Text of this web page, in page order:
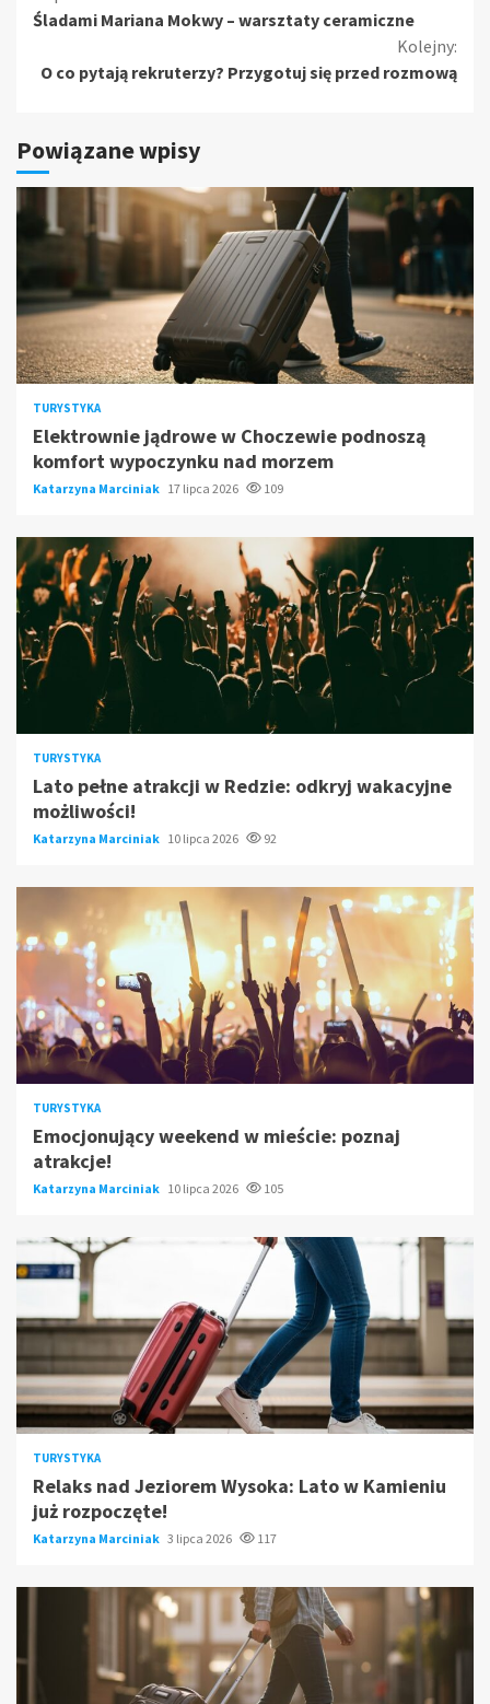
Śladami Mariana Mokwy – warsztaty ceramiczne
Kolejny:
O co pytają rekruterzy? Przygotuj się przed rozmową
Powiązane wpisy
TURYSTYKA
Elektrownie jądrowe w Choczewie podnoszą
komfort wypoczynku nad morzem
Katarzyna Marciniak 17 lipca 2026 109
TURYSTYKA
Lato pełne atrakcji w Redzie: odkryj wakacyjne
możliwości!
Katarzyna Marciniak 10 lipca 2026 92
TURYSTYKA
Emocjonujący weekend w mieście: poznaj
atrakcje!
Katarzyna Marciniak 10 lipca 2026 105
TURYSTYKA
Relaks nad Jeziorem Wysoka: Lato w Kamieniu
już rozpoczęte!
Katarzyna Marciniak 3 lipca 2026 117